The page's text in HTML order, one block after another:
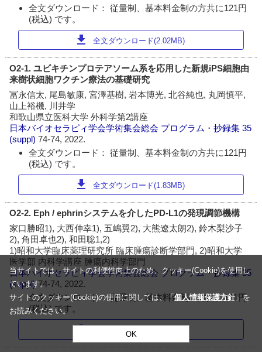
全文ダウンロード： 従量制、基本料金制の方共に121円
(税込) です。
download 全文ダウンロード(2.02MB)
O2-1. ユビキチンプロテアソーム系を応用した新規iPS細胞由
来樹状細胞ワクチン療法の基礎研究
冨永信太, 尾島敏康, 宮澤基樹, 岩本博光, 北谷純也, 丸岡慎平,
山上裕機, 川井学
和歌山県立医科大学 外科学第2講座
日本バイオセラピィ学会学術集会総会 プログラム・抄録集 35
(suppl)74-74, 2022.
全文ダウンロード： 従量制、基本料金制の方共に121円
(税込) です。
download 全文ダウンロード(1.83MB)
O2-2. Eph / ephrinシステムを介したPD-L1の発現調節機構
家口勝昭1), 大西伸幸1), 五嶋翼2), 大熊遼太朗2), 鈴木梨沙子
2), 角田卓也2), 和田聡1,2)
1)昭和大学臨床薬理研究所 臨床腫瘍診断学部門, 2)昭和大学
医学部 内科学講座 腫瘍内科学部門
日本バイオセラピィ学会学術集会総会 プログラム・抄録集 35
(suppl)74-74, 2022.
全文ダウンロード： 従量制、基本料金制の方共に121円
(税込) です。
download 全文ダウンロード(1.83MB)
当サイトでは、サイトの利便性向上のため、クッキー(Cookie)を使用し
ています。
サイトのクッキー(Cookie)の使用に関しては、「個人情報保護方針」を
お読みください。
OK